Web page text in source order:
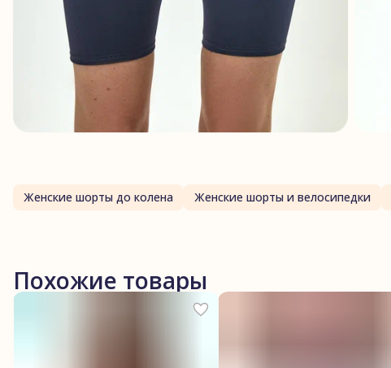
Женские шорты до колена Женские шорты и велосипедки
Похожие товары